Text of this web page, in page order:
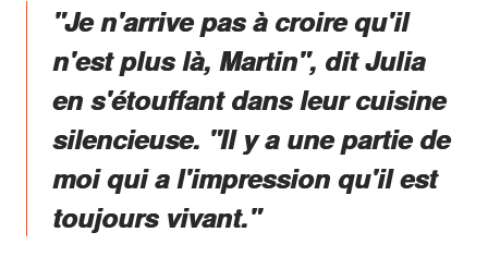
"Je n'arrive pas à croire qu'il
n'est plus là, Martin", dit Julia
en s'étouffant dans leur cuisine
silencieuse. "Il y a une partie de
moi qui a l'impression qu'il est
toujours vivant."